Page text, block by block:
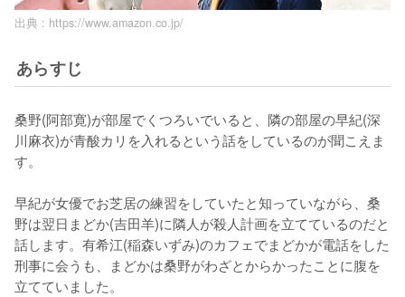
出典 : https://www.amazon.co.jp/
あらすじ
桑野(阿部寛)が部屋でくつろいでいると、隣の部屋の早紀(深
川麻衣)が青酸カリを入れるという話をしているのが聞こえま
す。
早紀が女優でお芝居の練習をしていたと知っていながら、桑
野は翌日まどか(吉田羊)に隣人が殺人計画を立てているのだと
話します。有希江(稲森いずみ)のカフェでまどかが電話をした
刑事に会うも、まどかは桑野がわざとからかったことに腹を
立てていました。